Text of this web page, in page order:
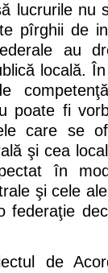
lucrurile nu
pîrghii de
au
locală.
poate fi
care se
şi cea
în
şi cele
federaţie
de